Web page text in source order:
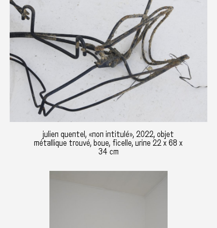
julien quentel, «non intitulé», 2022, objet
métallique trouvé, boue, ficelle, urine 22 x 68 x
34 cm